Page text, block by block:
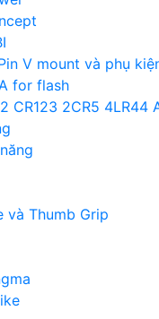
V mount và phụ
for flash
CR123 2CR5 4LR44
Thumb Grip